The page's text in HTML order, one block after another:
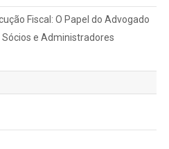
Fiscal: O Papel do Advogado
e Administradores